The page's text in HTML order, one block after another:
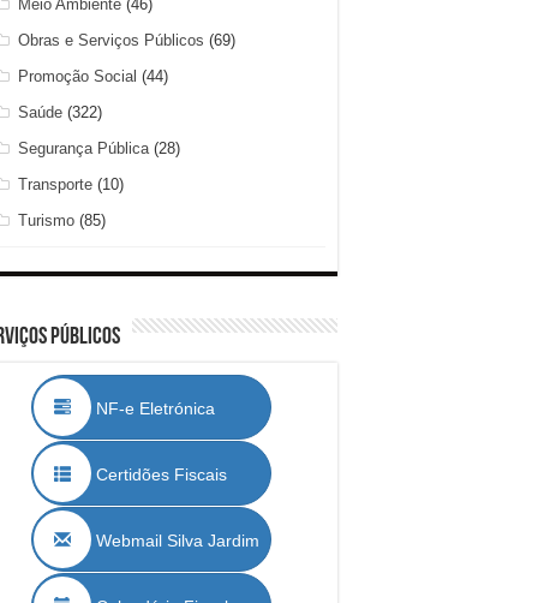
Meio Ambiente(46)
Obras e Serviços Públicos (69)
Promoção Social (44)
Saúde(322)
Segurança Pública(28)
Transporte(10)
Turismo(85)
Públicos
NF-e Eletrónica
Certidões Fiscais
Webmail Silva Jardim